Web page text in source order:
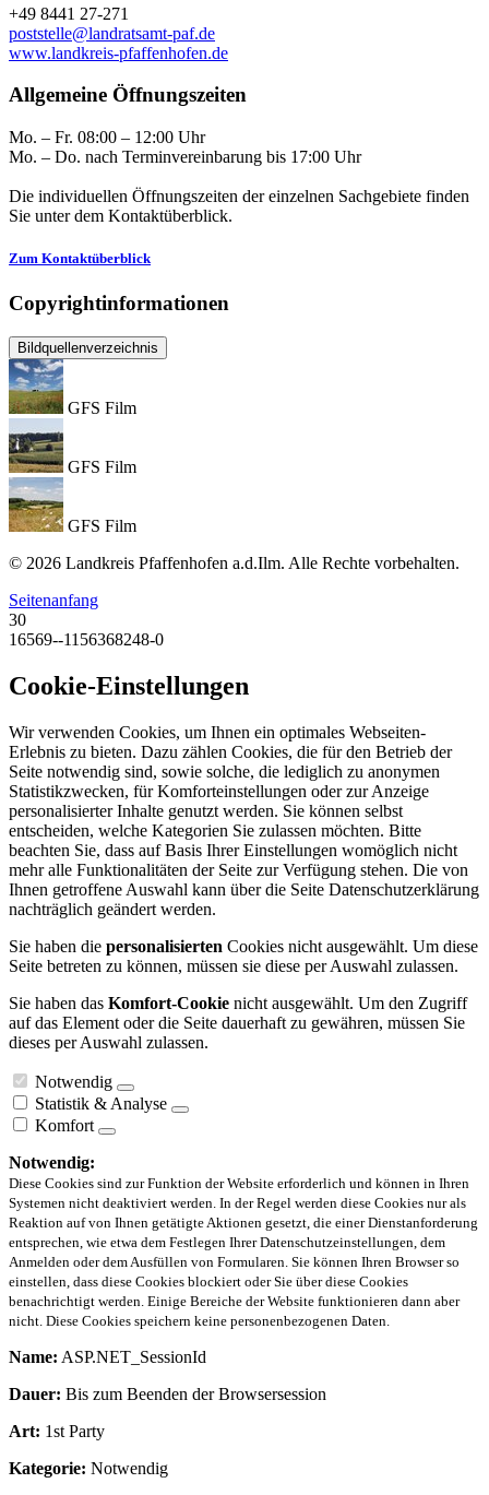
+49 8441 27-271
poststelle@landratsamt-paf.de
www.landkreis-pfaffenhofen.de
Allgemeine Öffnungszeiten
Mo. – Fr. 08:00 – 12:00 Uhr
Mo. – Do. nach Terminvereinbarung bis 17:00 Uhr
Die individuellen Öffnungszeiten der einzelnen Sachgebiete finden
Sie unter dem Kontaktüberblick.
Zum Kontaktüberblick
Copyrightinformationen
Bildquellenverzeichnis
GFS Film
GFS Film
GFS Film
© 2026 Landkreis Pfaffenhofen a.d.Ilm. Alle Rechte vorbehalten.
Seitenanfang
30
16569--1156368248-0
Cookie-Einstellungen
Wir verwenden Cookies, um Ihnen ein optimales Webseiten-
Erlebnis zu bieten. Dazu zählen Cookies, die für den Betrieb der
Seite notwendig sind, sowie solche, die lediglich zu anonymen
Statistikzwecken, für Komforteinstellungen oder zur Anzeige
personalisierter Inhalte genutzt werden. Sie können selbst
entscheiden, welche Kategorien Sie zulassen möchten. Bitte
beachten Sie, dass auf Basis Ihrer Einstellungen womöglich nicht
mehr alle Funktionalitäten der Seite zur Verfügung stehen. Die von
Ihnen getroffene Auswahl kann über die Seite Datenschutzerklärung
nachträglich geändert werden.
Sie haben die personalisierten Cookies nicht ausgewählt. Um diese
Seite betreten zu können, müssen sie diese per Auswahl zulassen.
Sie haben das Komfort-Cookie nicht ausgewählt. Um den Zugriff
auf das Element oder die Seite dauerhaft zu gewähren, müssen Sie
dieses per Auswahl zulassen.
Notwendig
Statistik & Analyse
Komfort
Notwendig:
Diese Cookies sind zur Funktion der Website erforderlich und können in Ihren
Systemen nicht deaktiviert werden. In der Regel werden diese Cookies nur als
Reaktion auf von Ihnen getätigte Aktionen gesetzt, die einer Dienstanforderung
entsprechen, wie etwa dem Festlegen Ihrer Datenschutzeinstellungen, dem
Anmelden oder dem Ausfüllen von Formularen. Sie können Ihren Browser so
einstellen, dass diese Cookies blockiert oder Sie über diese Cookies
benachrichtigt werden. Einige Bereiche der Website funktionieren dann aber
nicht. Diese Cookies speichern keine personenbezogenen Daten.
Name: ASP.NET_SessionId
Dauer: Bis zum Beenden der Browsersession
Art: 1st Party
Kategorie: Notwendig